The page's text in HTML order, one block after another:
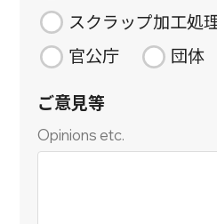
スクラップ加工処
官公庁
団体
ご意見等
Opinions etc.